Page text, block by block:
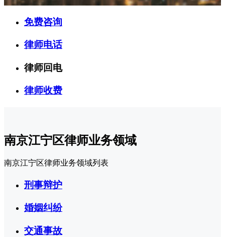
免费咨询
律师电话
律师回电
律师收费
南京江宁区律师业务领域
南京江宁区律师业务领域列表
刑事辩护
婚姻纠纷
交通事故